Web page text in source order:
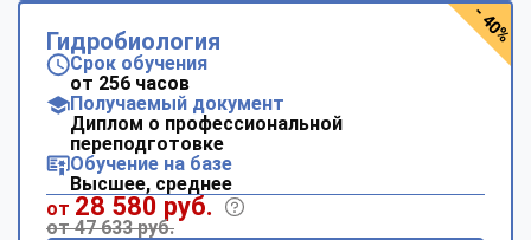
Гидробиология
Срок обучения
от 256 часов
Получаемый документ
Диплом о профессиональной
переподготовке
Обучение на базе
Высшее, среднее
от 28 580 руб.
от 47 633 руб.
- 40%